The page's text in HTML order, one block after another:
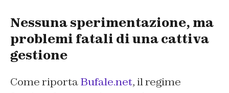
Nessuna sperimentazione, ma
problemi fatali di una cattiva
gestione
Come riportaBufale.net, il regime